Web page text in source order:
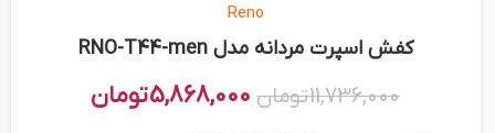
Reno
کفش اسپرت مردانه مدل RNO-T44-men
11,736,000تومان 5,868,000تومان